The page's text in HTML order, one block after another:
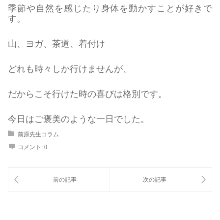
季節や自然を感じたり身体を動かすことが好きで
す。
山、ヨガ、茶道、着付け
どれも時々しか行けませんが、
だからこそ行けた時の喜びは格別です。
今日はご褒美のような一日でした。
前原先生コラム
コメント: 0